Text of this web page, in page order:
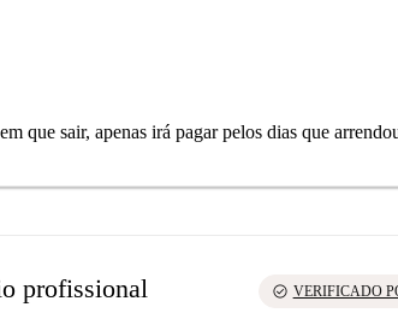
que sair, apenas irá pagar pelos dias que
profissional check_circle VERIFICADO